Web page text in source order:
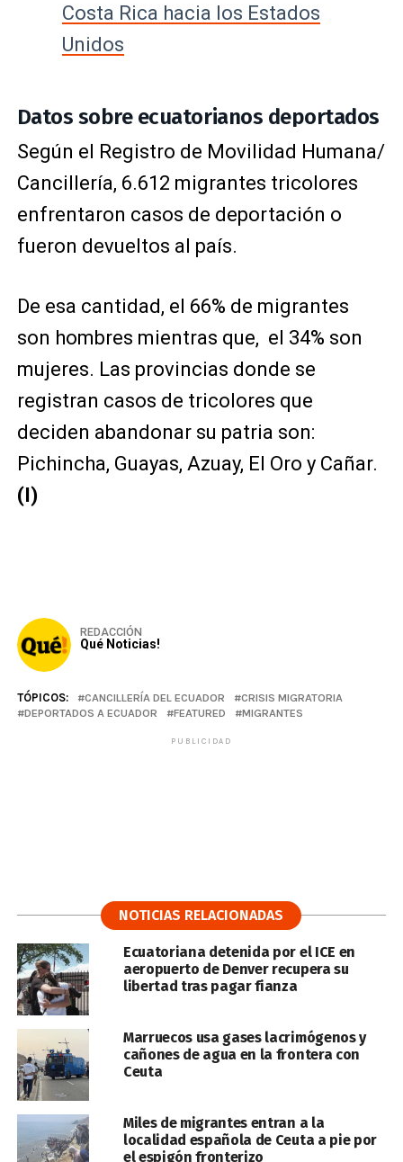
Costa Rica hacia los Estados
Unidos
Datos sobre ecuatorianos deportados
Según el Registro de Movilidad Humana/
Cancillería, 6.612 migrantes tricolores
enfrentaron casos de deportación o
fueron devueltos al país.
De esa cantidad, el 66% de migrantes
son hombres mientras que, el 34% son
mujeres. Las provincias donde se
registran casos de tricolores que
deciden abandonar su patria son:
Pichincha, Guayas, Azuay, El Oro y Cañar.
(I)
REDACCIÓN
Qué Noticias!
TÓPICOS: CANCILLERÍA DEL ECUADOR
CRISIS MIGRATORIA
DEPORTADOS A ECUADOR
FEATURED MIGRANTES
PUBLICIDAD
NOTICIAS RELACIONADAS
Ecuatoriana detenida por el ICE en
aeropuerto de Denver recupera su
libertad tras pagar fianza
Marruecos usa gases lacrimógenos y
cañones de agua en la frontera con
Ceuta
Miles de migrantes entran a la
localidad española de Ceuta a pie por
el espigón fronterizo